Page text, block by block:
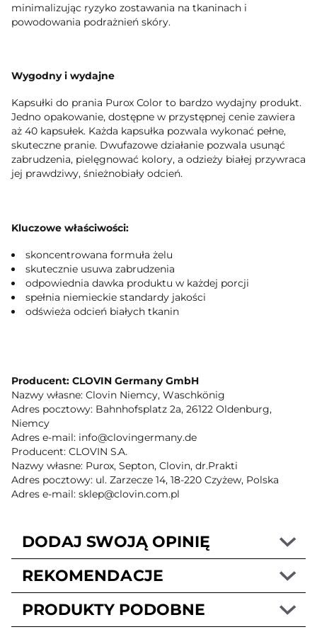
minimalizując ryzyko zostawania na tkaninach i
powodowania podrażnień skóry.
Wygodny i wydajne
Kapsułki do prania Purox Color to bardzo wydajny produkt.
Jedno opakowanie, dostępne w przystępnej cenie zawiera
aż 40 kapsułek. Każda kapsułka pozwala wykonać pełne,
skuteczne pranie. Dwufazowe działanie pozwala usunąć
zabrudzenia, pielęgnować kolory, a odzieży białej przywraca
jej prawdziwy, śnieżnobiały odcień.
Kluczowe właściwości:
skoncentrowana formuła żelu
skutecznie usuwa zabrudzenia
odpowiednia dawka produktu w każdej porcji
spełnia niemieckie standardy jakości
odświeża odcień białych tkanin
Producent: CLOVIN Germany GmbH
Nazwy własne: Clovin Niemcy, Waschkönig
Adres pocztowy: Bahnhofsplatz 2a, 26122 Oldenburg,
Niemcy
Adres e-mail: info@clovingermany.de
Producent: CLOVIN S.A.
Nazwy własne: Purox, Septon, Clovin, dr.Prakti
Adres pocztowy: ul. Zarzecze 14, 18-220 Czyżew, Polska
Adres e-mail: sklep@clovin.com.pl
DODAJ SWOJĄ OPINIĘ
REKOMENDACJE
PRODUKTY PODOBNE